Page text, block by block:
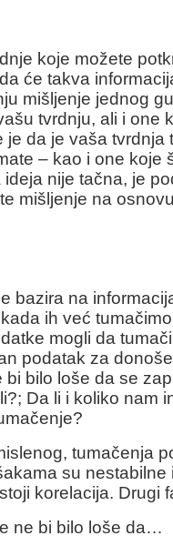
koje možete
će takva
mišljenje jednog
tvrdnju, ali i one
da je vaša
– kao i one koje
nije tačna, je
mišljenje na
bazira na
ih već
mogli da
podatak za
bilo loše da se
Da li i koliko
tumačenja
su
korelacija. Drugi
ne bi bilo loše da…